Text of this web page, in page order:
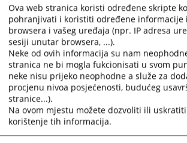
е-маил
ј.суљиц@јтбд.ба
Фацебоок
2938ПРЕГЛЕДА
Ova web stranica koristi određene skripte
pohranjivati i koristiti određene informacije
browsera i vašeg uređaja (npr. IP adresa
sesiji unutar browsera, ...).
Neke od ovih informacija su nam
stranica ne bi mogla fukcionisati u svom
neke nisu prijeko neophodne a služe za
procjenu nivoa posjećenosti, budućeg
stranice...).
Na ovom mjestu možete dozvoliti ili
korištenje tih informacija.